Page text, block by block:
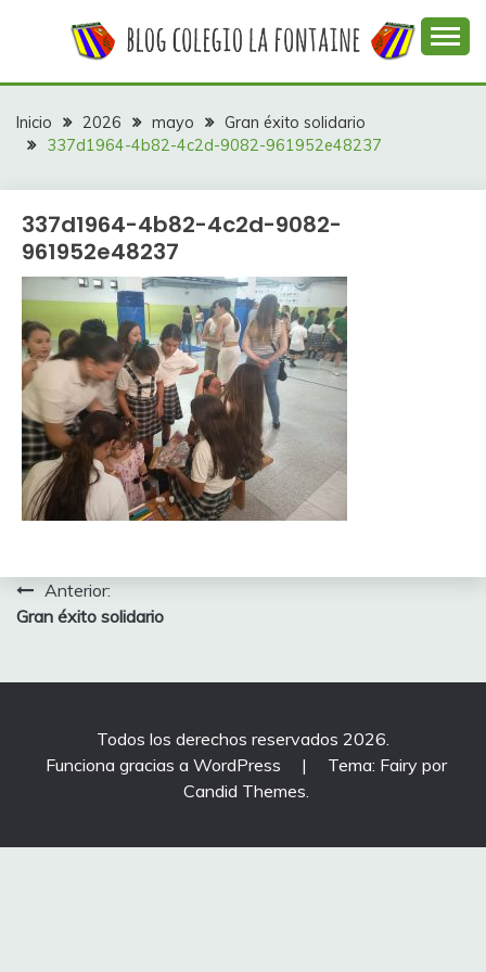
COLEGIO LA
FONTAINE
colegio La Fontaine
Inicio 2026 mayo
Gran éxito solidario
337d1964-4b82-4c2d-9082-961952e48237
337d1964-4b82-4c2d-9082-
961952e48237
Navegación
de
entradas
Anterior:
Gran éxito solidario
Todos los derechos reservados 2026.
Funciona gracias a WordPress
|
Tema: Fairy por
Candid Themes